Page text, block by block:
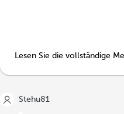
Lesen Sie die vollständige
Stehu81